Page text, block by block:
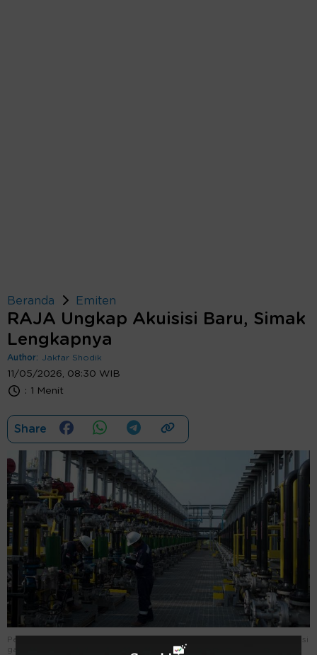
Beranda Emiten
RAJA Ungkap Akuisisi Baru, Simak
Lengkapnya
Author: Jakfar Shodik
11/05/2026, 08:30 WIB
: 1 Menit
Share
Petugas lapangan tengah melakukan pemeriksaan rutin atas instalasi
gas milik perseroan. FOTO - ISTIMEWA